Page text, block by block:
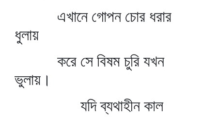
এখানে গোপন চোর ধরার
ধুলায়
করে সে বিষম চুরি যখন
ভুলায়।
যদি ব্যথাহীন কাল